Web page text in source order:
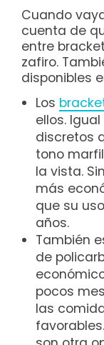
Cuando
cuenta de
entre
zafiro.
disponibles
Los
ellos.
discretos
tono
la vista.
más
que su
años.
También
de
pocos
las